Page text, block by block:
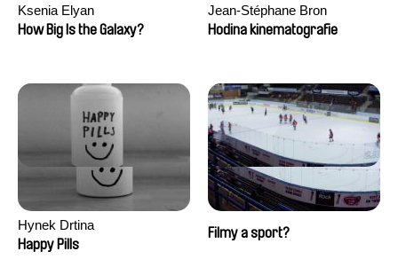
Ksenia Elyan
How Big Is the Galaxy?
Jean-Stéphane Bron
Hodina kinematografie
Hynek Drtina
Happy Pills
Filmy a sport?